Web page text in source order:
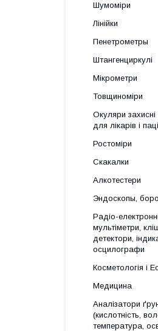
Шумоміри
Лінійки
Пенетрометры
Штангенциркулі
Мікрометри
Товщиноміри
Окуляри захисні
для лікарів і
Ростоміри
Скакалки
Алкотестери
Эндоскопы,
Радіо-
мультіметри,
детектори,
осцилографи
Косметологія і
Медицина
Аналізатори
(кислотність,
температура,